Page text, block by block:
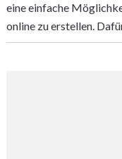
eine einfache
online zu erstellen.